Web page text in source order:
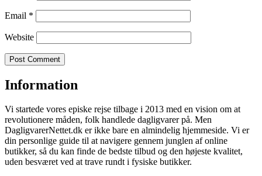
Email *
Website
Information
Vi startede vores episke rejse tilbage i 2013 med en vision om at
revolutionere måden, folk handlede dagligvarer på. Men
DagligvarerNettet.dk er ikke bare en almindelig hjemmeside. Vi er
din personlige guide til at navigere gennem junglen af online
butikker, så du kan finde de bedste tilbud og den højeste kvalitet,
uden besværet ved at trave rundt i fysiske butikker.